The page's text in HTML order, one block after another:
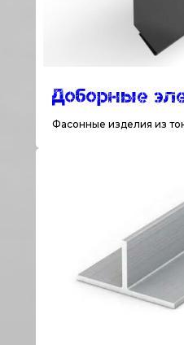
Доборные
Фасонные изделия из